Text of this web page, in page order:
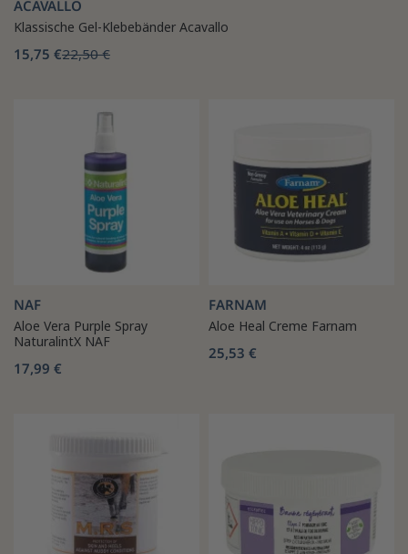
ACAVALLO
Klassische Gel-Klebebänder Acavallo
15,75 €22,50 €
NAF
Aloe Vera Purple Spray
NaturalintX NAF
17,99 €
FARNAM
Aloe Heal Creme Farnam
25,53 €